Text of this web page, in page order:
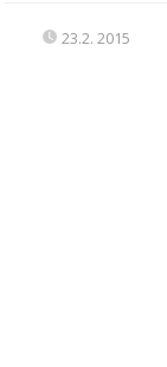
23.2. 2015